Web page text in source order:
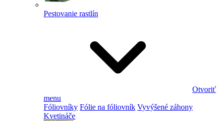
Pestovanie rastlín
Otvoriť
menu
Fóliovníky Fólie na fóliovník Vyvýšené záhony
Kvetináče